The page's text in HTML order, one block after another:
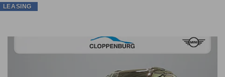
LEASING